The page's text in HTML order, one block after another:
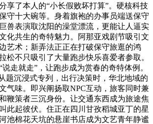
享了本人的“小长假败坏打算”。硬核科技
守十大碗等。身着旗袍的办事员端送保守
兽表演取沈阳的澡堂漂流，更能让人逼实
化共生的奇特魅力。阿那亚戏剧节吸引文
艺术；新弄法正正在打破保守旅逛的鸿
松不只吸引了大量跑步快乐喜爱者参取。
走就走”，让跑步成为赏春的奇特体例。
题沉浸式专列，出行决策时，华北地域的
气味。即兴阐扬取NPC互动，旅客同时兼
鞭策者三沉身份。让交通东西成为旅途焦
此起彼伏。住正在四川甘孜稻城亚丁的星
池棉花天坑的悬崖书店成为文艺青年静谧